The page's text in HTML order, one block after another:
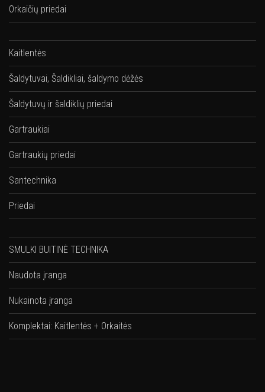
Orkaičių priedai
Kaitlentės
Šaldytuvai, Šaldikliai, šaldymo dėžės
Šaldytuvų ir šaldiklių priedai
Gartraukiai
Gartraukių priedai
Santechnika
Priedai
SMULKI BUITINĖ TECHNIKA
Naudota įranga
Nukainota įranga
Komplektai: Kaitlentės + Orkaitės